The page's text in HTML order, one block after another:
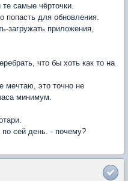
самые чёрточки.
попасть для обновления.
загружать приложения,
что бы хоть как то на
мечтаю, это точно не
минимум.
сей день. - почему?